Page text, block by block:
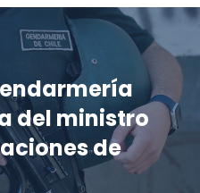
del ministro
de